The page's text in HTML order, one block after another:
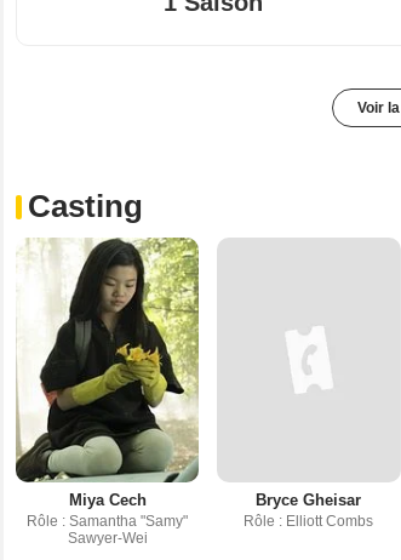
Voir
Casting
Miya Cech
Rôle : Samantha "Samy"
Sawyer-Wei
Bryce Gheisar
Rôle : Elliott Combs